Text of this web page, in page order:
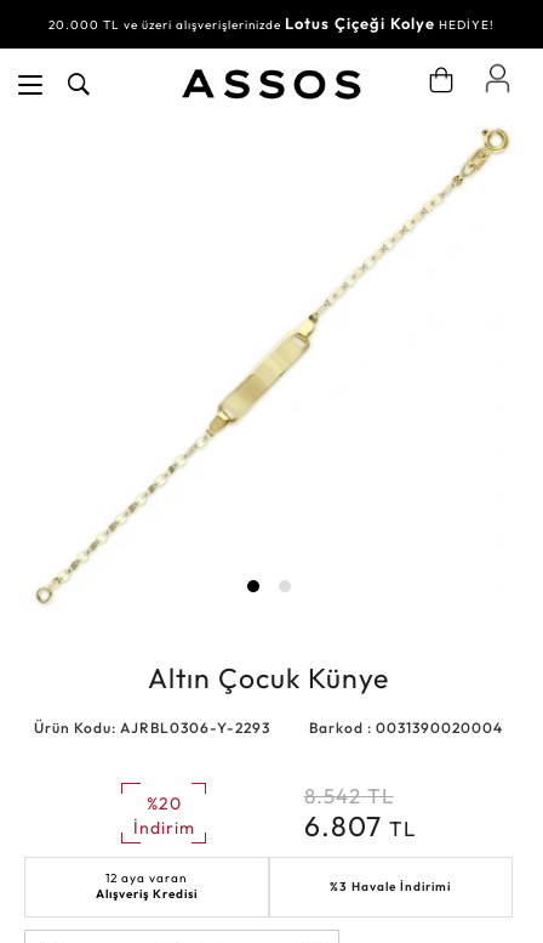
20.000 TL ve üzeri alışverişlerinizde Lotus Çiçeği Kolye HEDİYE!
Altın Çocuk Künye
Ürün Kodu: AJRBL0306-Y-2293 Barkod : 0031390020004
%20
İndirim
8.542 TL
6.807 TL
12 aya varan
Alışveriş Kredisi
%3 Havale İndirimi